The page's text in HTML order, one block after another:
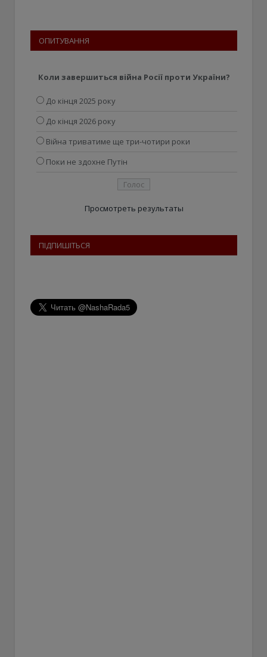
ОПИТУВАННЯ
Коли завершиться війна Росії проти України?
До кінця 2025 року
До кінця 2026 року
Війна триватиме ще три-чотири роки
Поки не здохне Путін
Просмотреть результаты
ПІДПИШІТЬСЯ